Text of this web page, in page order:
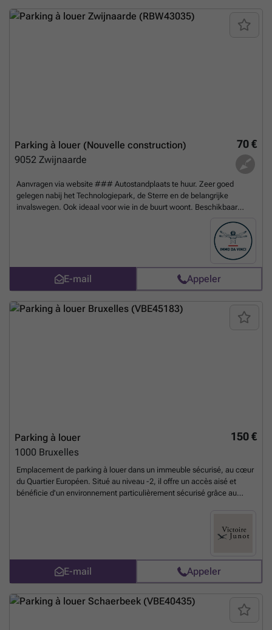
commode pour ceux qui souhaitent bénéficier d’une solution de
stationnement indépendante. La surface et les dimensions précises
70 €
Parking à louer (Nouvelle construction)
9052 Zwijnaarde
Aanvragen via website ### Autostandplaats te huur. Zeer goed
gelegen nabij het Technologiepark, de Sterre en de belangrijke
invalswegen. Ook ideaal voor wie in de buurt woont. Beschikbaar
E-mail Appeler
150 €
Parking à louer
1000 Bruxelles
Emplacement de parking à louer dans un immeuble sécurisé, au cœur
du Quartier Européen. Situé au niveau -2, il offre un accès aisé et
bénéficie d'un environnement particulièrement sécurisé grâce au
à proximité immédiate des principaux axes routiers et des institutions
E-mail Appeler